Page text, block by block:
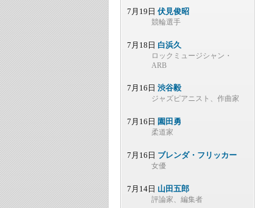
7月19日 伏見俊昭
競輪選手
7月18日 白浜久
ロックミュージシャン・
ARB
7月16日 渋谷毅
ジャズピアニスト、作曲家
7月16日 園田勇
柔道家
7月16日 ブレンダ・フリッカー
女優
7月14日 山田五郎
評論家、編集者